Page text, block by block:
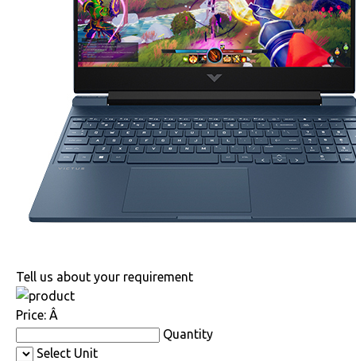
Tell us about your requirement
Price: Â
Quantity
Select Unit